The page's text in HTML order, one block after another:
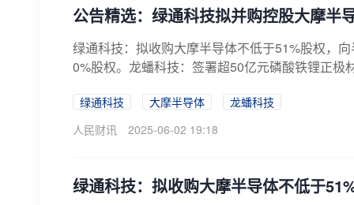
公告精选：绿通科技拟并购控股大摩半
绿通科技：拟收购大摩半导体不低于51%股权，
0%股权。龙蟠科技：签署超50亿元磷酸铁锂正
绿通科技 大摩半导体
龙蟠科技
人民财讯
2025-06-02 19:18
绿通科技：拟收购大摩半导体不低于